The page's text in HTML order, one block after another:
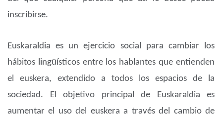
inscribirse.
Euskaraldia es un ejercicio social para cambiar los
hábitos lingüísticos entre los hablantes que entienden
el euskera, extendido a todos los espacios de la
sociedad. El objetivo principal de Euskaraldia es
aumentar el uso del euskera a través del cambio de